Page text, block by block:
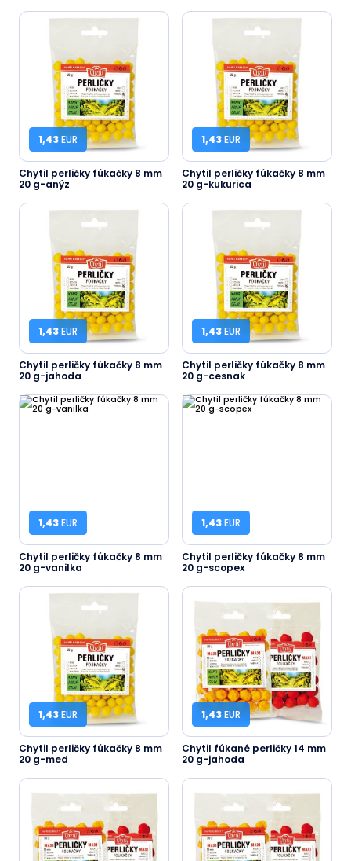
1,43EUR
Chytil perličky fúkačky 8 mm
20 g-anýz
1,43EUR
Chytil perličky fúkačky 8 mm
20 g-kukurica
1,43EUR
Chytil perličky fúkačky 8 mm
20 g-jahoda
1,43EUR
Chytil perličky fúkačky 8 mm
20 g-cesnak
1,43EUR
Chytil perličky fúkačky 8 mm
20 g-vanilka
1,43EUR
Chytil perličky fúkačky 8 mm
20 g-scopex
1,43EUR
Chytil perličky fúkačky 8 mm
20 g-med
1,43EUR
Chytil fúkané perličky 14 mm
20 g-jahoda